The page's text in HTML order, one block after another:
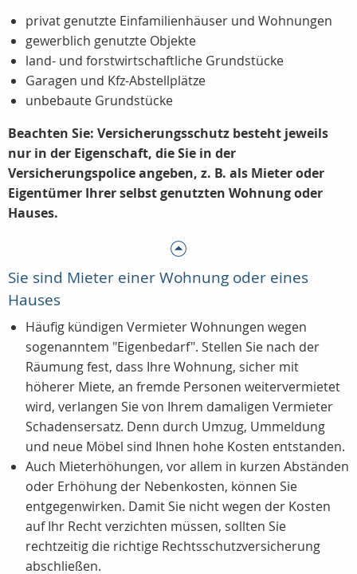
privat genutzte Einfamilienhäuser und Wohnungen
gewerblich genutzte Objekte
land- und forstwirtschaftliche Grundstücke
Garagen und Kfz-Abstellplätze
unbebaute Grundstücke
Beachten Sie: Versicherungsschutz besteht jeweils
nur in der Eigenschaft, die Sie in der
Versicherungspolice angeben, z. B. als Mieter oder
Eigentümer Ihrer selbst genutzten Wohnung oder
Hauses.
Sie sind Mieter einer Wohnung oder eines
Hauses
Häufig kündigen Vermieter Wohnungen wegen
sogenanntem "Eigenbedarf". Stellen Sie nach der
Räumung fest, dass Ihre Wohnung, sicher mit
höherer Miete, an fremde Personen weitervermietet
wird, verlangen Sie von Ihrem damaligen Vermieter
Schadensersatz. Denn durch Umzug, Ummeldung
und neue Möbel sind Ihnen hohe Kosten entstanden.
Auch Mieterhöhungen, vor allem in kurzen Abständen
oder Erhöhung der Nebenkosten, können Sie
entgegenwirken. Damit Sie nicht wegen der Kosten
auf Ihr Recht verzichten müssen, sollten Sie
rechtzeitig die richtige Rechtsschutzversicherung
abschließen.